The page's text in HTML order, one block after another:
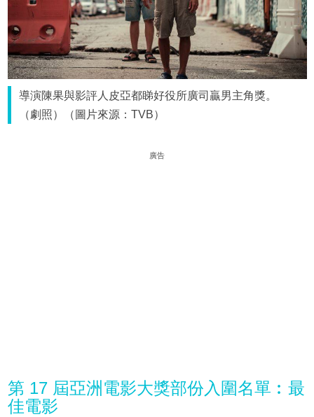
導演陳果與影評人皮亞都睇好役所廣司贏男主角獎。
（劇照）（圖片來源：TVB）
廣告
第 17 屆亞洲電影大獎部份入圍名單︰最
佳電影